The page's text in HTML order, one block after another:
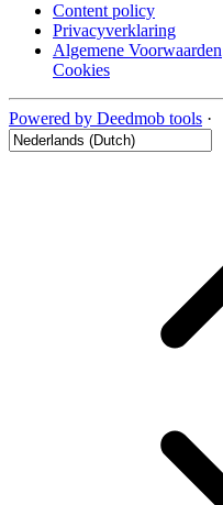
Content policy
Privacyverklaring
Algemene Voorwaarden
Cookies
Powered by Deedmob tools ·